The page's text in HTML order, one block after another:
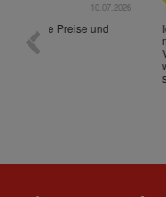
Ich habe zum ersten
muss sagen, dass
Verpackung, die
war. Ich wünsche
so ist, dann werde